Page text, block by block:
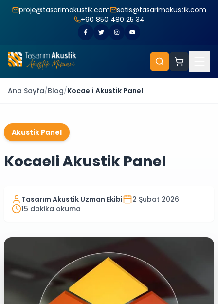
proje@tasarimakustik.com
satis@tasarimakustik.com
+90 850 480 25 34
Ana Sayfa/Blog/Kocaeli Akustik Panel
Akustik Panel
Kocaeli Akustik Panel
Tasarım Akustik Uzman Ekibi
2 Şubat 2026
15 dakika okuma